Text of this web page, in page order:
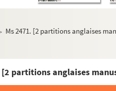
> Ms 2471. [2 partitions anglaises
[2 partitions anglaises
Dossier sur Théodore Botrel
des articles et questions